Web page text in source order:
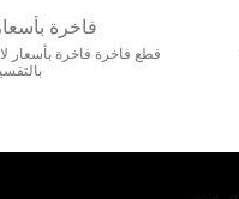
فاخرة
قطع فاخرة فاخرة بأسعار